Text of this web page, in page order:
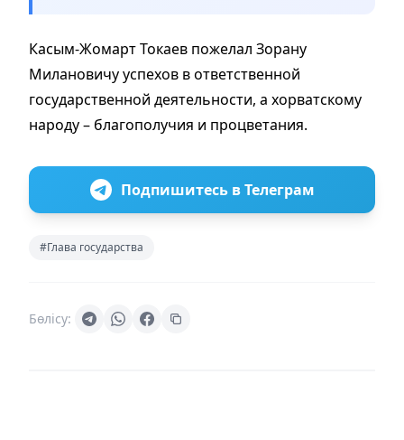
Касым-Жомарт Токаев пожелал Зорану
Милановичу успехов в ответственной
государственной деятельности, а хорватскому
народу – благополучия и процветания.
Подпишитесь в Телеграм
#Глава государства
Бөлісу: